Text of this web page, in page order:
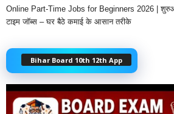
Online Part-Time Jobs for Beginners 2026 |
टाइम जॉब्स – घर बैठे कमाई के आसान तरीके
Bihar Board 10th 12th App